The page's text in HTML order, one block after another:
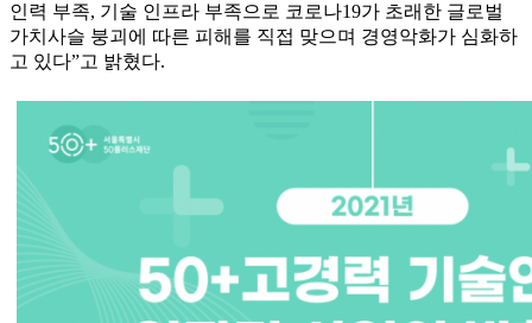
인력 부족, 기술 인프라 부족으로 코로나19가 초래한 글로벌
가치사슬 붕괴에 따른 피해를 직접 맞으며 경영악화가 심화하
고 있다”고 밝혔다.